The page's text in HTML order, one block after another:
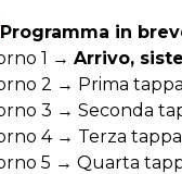
Programma in
1 →Arrivo,
2 → Prima
3 → Seconda
4 → Terza
5 → Quarta